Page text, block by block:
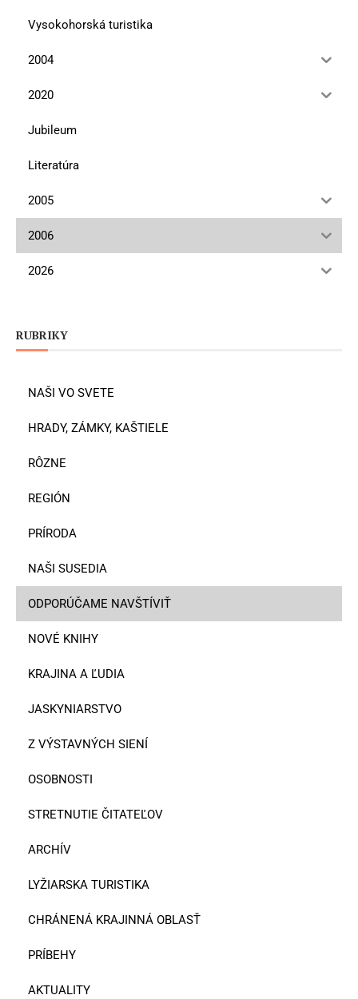
Vysokohorská turistika
2004
2020
Jubileum
Literatúra
2005
2006
2026
RUBRIKY
NAŠI VO SVETE
HRADY, ZÁMKY, KAŠTIELE
RÔZNE
REGIÓN
PRÍRODA
NAŠI SUSEDIA
ODPORÚČAME NAVŠTÍVIŤ
NOVÉ KNIHY
KRAJINA A ĽUDIA
JASKYNIARSTVO
Z VÝSTAVNÝCH SIENÍ
OSOBNOSTI
STRETNUTIE ČITATEĽOV
ARCHÍV
LYŽIARSKA TURISTIKA
CHRÁNENÁ KRAJINNÁ OBLASŤ
PRÍBEHY
AKTUALITY